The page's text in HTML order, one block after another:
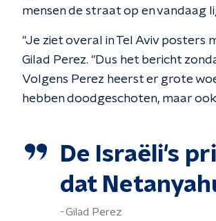
mensen de straat op en vandaag
"Je ziet overal in Tel Aviv posters
Gilad Perez. "Dus het bericht
Volgens Perez heerst er grote
hebben doodgeschoten, maar
De Israëli's
dat
Gilad Perez